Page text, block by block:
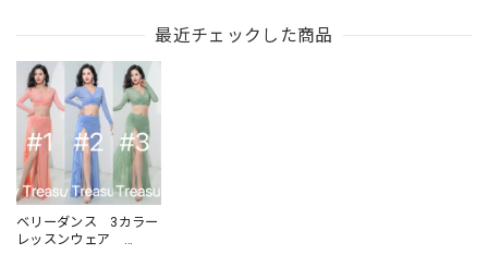
最近チェックした商品
ベリーダンス 3カラー
レッスンウェア